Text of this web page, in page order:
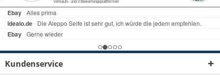
Kundenservice